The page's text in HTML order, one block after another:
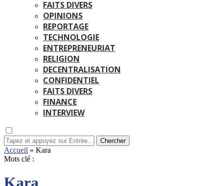
FAITS DIVERS
OPINIONS
REPORTAGE
TECHNOLOGIE
ENTREPRENEURIAT
RELIGION
DECENTRALISATION
CONFIDENTIEL
FAITS DIVERS
FINANCE
INTERVIEW
Chercher
Accueil » Kara
Mots clé :